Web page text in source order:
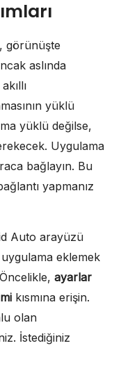
görünüşte
aslında
yüklü
yüklü değilse,
Uygulama
bağlayın. Bu
yapmanız
Auto arayüzü
eklemek
ayarlar
kısmına erişin.
olan
İstediğiniz